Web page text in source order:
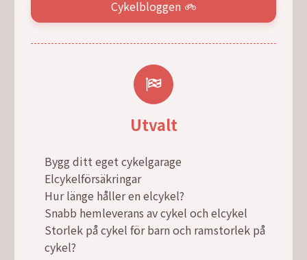
Cykelbloggen
Utvalt
Bygg ditt eget cykelgarage
Elcykelförsäkringar
Hur länge håller en elcykel?
Snabb hemleverans av cykel och elcykel
Storlek på cykel för barn och ramstorlek på
cykel?